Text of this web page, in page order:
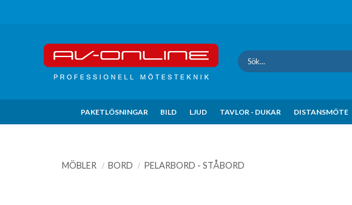
PAKETLÖSNINGAR BILD LJUD TAVLOR - DUKAR DISTANSMÖTE
MÖBLER BORD PELARBORD - STÅBORD